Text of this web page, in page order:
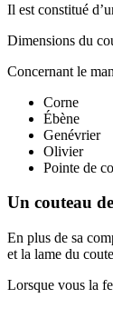
Il est constitué
Dimensions du
Concernant le
Corne
Ébène
Genévrier
Olivier
Pointe de
Un couteau
En plus de sa
et la lame du
Lorsque vous la